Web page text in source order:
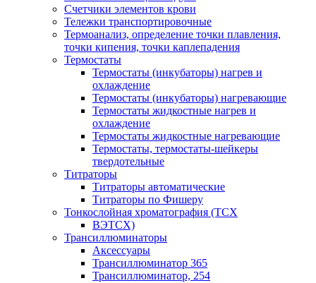
Счетчики элементов крови
Тележки транспортировочные
Термоанализ, определение точки плавления,
точки кипения, точки каплепадения
Термостаты
Термостаты (инкубаторы) нагрев и
охлаждение
Термостаты (инкубаторы) нагревающие
Термостаты жидкостные нагрев и
охлаждение
Термостаты жидкостные нагревающие
Термостаты, термостаты-шейкеры
твердотельные
Титраторы
Титраторы автоматические
Титраторы по Фишеру
Тонкослойная хроматография (ТСХ
ВЭТСХ)
Трансиллюминаторы
Аксессуары
Трансиллюминатор 365
Трансиллюминатор, 254